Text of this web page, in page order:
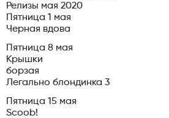
Релизы мая 2020
Пятница 1 мая
Черная вдова
Пятница 8 мая
Крышки
борзая
Легально блондинка 3
Пятница 15 мая
Scoob!